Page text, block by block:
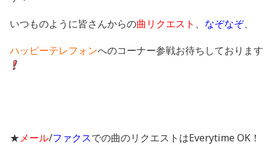
いつものように皆さんからの曲リクエスト 、 なぞなぞ、
ハッピーテレフォンへのコーナー参戦お待ちしております
★メール/ファクスでの曲のリクエストはEverytime OK！